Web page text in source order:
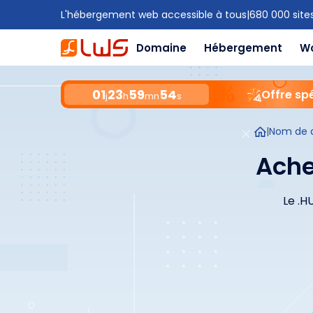
L'hébergement web accessible à tous|680 000
Domaine Hébergement
01j23h59mn53s Offre
|Nom de
Le